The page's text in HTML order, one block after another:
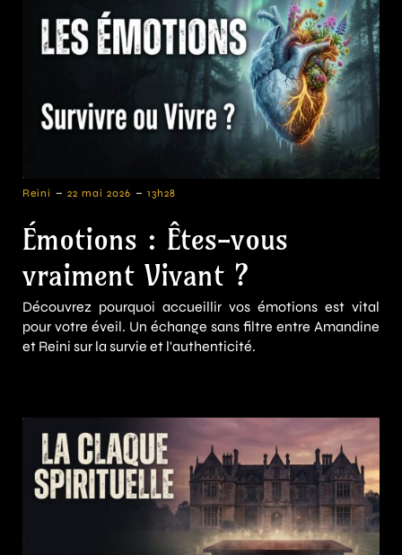
Reini - 22 mai 2026 - 13h28
Émotions : Êtes-vous
vraiment Vivant ?
Découvrez pourquoi accueillir vos émotions est vital
pour votre éveil. Un échange sans filtre entre Amandine
et Reini sur la survie et l'authenticité.